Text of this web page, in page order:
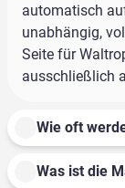
automatisch
unabhängig,
Seite für
ausschließlich
Wie oft
Was ist die